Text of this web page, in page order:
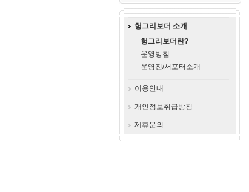
헝그리보더 소개
헝그리보더란?
운영방침
운영진/서포터소개
이용안내
개인정보취급방침
제휴문의